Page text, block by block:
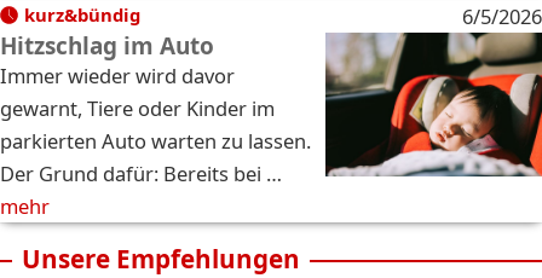
kurz&bündig 6/5/2026
Hitzschlag im Auto
Immer wieder wird davor
gewarnt, Tiere oder Kinder im
parkierten Auto warten zu lassen.
Der Grund dafür: Bereits bei …
mehr
Unsere Empfehlungen